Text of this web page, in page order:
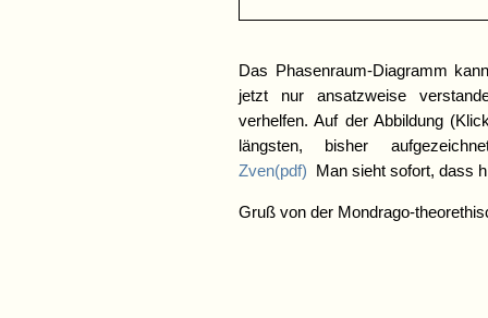
Das Phasenraum-Diagramm
jetzt nur ansatzweise
verhelfen. Auf der Abbildung
längsten, bisher
Zven(pdf) Man sieht sofort, dass
Gruß von der Mondrago-